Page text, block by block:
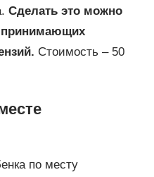
Сделать это можно
Стоимость – 50
по месту